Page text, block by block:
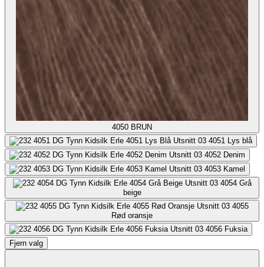
4050 BRUN
4051 Lys blå
4052 Denim
4053 Kamel
4054 Grå
beige
4055
Rød oransje
4056 Fuksia
Fjern valg